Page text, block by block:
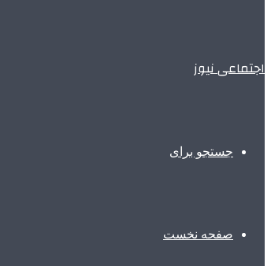
اجتماعی نیوز
جستجو برای
صفحه نخست